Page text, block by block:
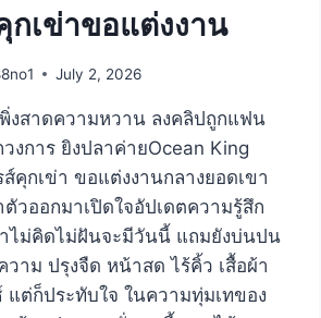
เข่าขอแต่งงาน
July 2, 2026
พิ่งสาดความหวาน ลงคลิปถูกแฟน
งการ ยิงปลาค่ายOcean King
ส์คุกเข่า ขอแต่งงานกลางยอดเขา
ตัวออกมาเปิดใจอัปเดตความรู้สึก
ไม่คิดไม่ฝันจะมีวันนี้ แถมยังบ่นปน
วาม ปรุงจืด หน้าสด ไร้คิ้ว เสื้อผ้า
ต่ก็ประทับใจ ในความทุ่มเทของ